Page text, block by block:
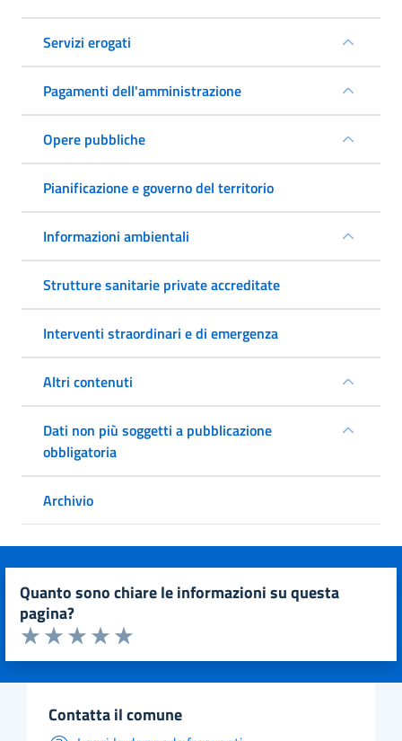
Servizi erogati
Pagamenti dell'amministrazione
Opere pubbliche
Pianificazione e governo del territorio
Informazioni ambientali
Strutture sanitarie private accreditate
Interventi straordinari e di emergenza
Altri contenuti
Dati non più soggetti a pubblicazione
obbligatoria
Archivio
quanto sono chiare le informazioni su questa
pagina?
Valuta da 1 a 5 stelle la pagina
Valuta 5 stelle su 5
Valuta 4 stelle su 5
Valuta 3 stelle su 5
Valuta 2 stelle su 5
Valuta 1 stelle su 5
contatta il comune